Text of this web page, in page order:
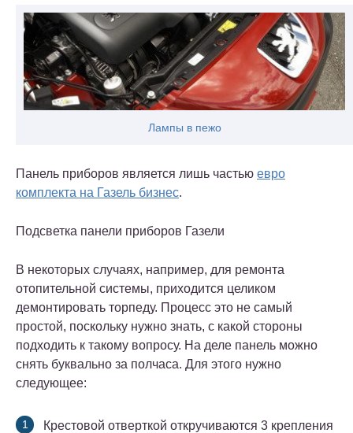
Лампы в пежо
Панель приборов является лишь частью евро
комплекта на Газель бизнес.
Подсветка панели приборов Газели
В некоторых случаях, например, для ремонта
отопительной системы, приходится целиком
демонтировать торпеду. Процесс это не самый
простой, поскольку нужно знать, с какой стороны
подходить к такому вопросу. На деле панель можно
снять буквально за полчаса. Для этого нужно
следующее:
Крестовой отверткой откручиваются 3 крепления